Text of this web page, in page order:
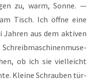
zu, warm, Son­ne. —
Tisch. Ich öff­ne eine
Jah­ren aus dem akti­ven
ob ich sie viel­leicht
Klei­ne Schrau­ben tür­